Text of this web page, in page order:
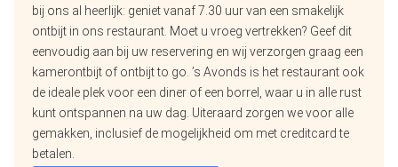
bij ons al heerlijk: geniet vanaf 7.30 uur van een smakelijk
ontbijt in ons restaurant. Moet u vroeg vertrekken? Geef dit
eenvoudig aan bij uw reservering en wij verzorgen graag een
kamerontbijt of ontbijt to go. ’s Avonds is het restaurant ook
de ideale plek voor een diner of een borrel, waar u in alle rust
kunt ontspannen na uw dag. Uiteraard zorgen we voor alle
gemakken, inclusief de mogelijkheid om met creditcard te
betalen.